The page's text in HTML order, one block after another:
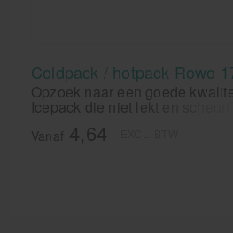
Coldpack / hotpack Rowo
Opzoek naar een goede
Icepack die niet lekt en
Hotpack van Rowo HF 17 x 26
Vanaf 4,64